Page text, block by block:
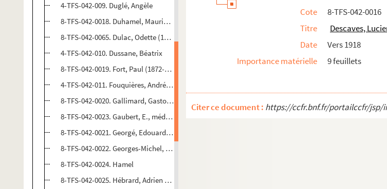
4-TFS-042-009. Duglé, Angèle
8-TFS-042-0018. Duhamel, Maurice (1884-1940)
8-TFS-042-0065. Dulac, Odette (1865-1939)
4-TFS-042-010. Dussane, Béatrix
8-TFS-042-0019. Fort, Paul (1872-1960)
4-TFS-042-011. Fouquières, André de
8-TFS-042-0020. Gallimard, Gaston (1881-1975)
8-TFS-042-0023. Gaubert, E., médecin
8-TFS-042-0021. Georgé, Edouard (1856-1897)
8-TFS-042-0022. Georges-Michel, Michel (1883-1985)
8-TFS-042-0024. Hamel
8-TFS-042-0025. Hébrard, Adrien (1833-1914)
Cote
8-TFS-042-0016
Titre
Descaves,
Date
Vers 1918
Importance matérielle
9 feuillets
Citer ce document : https://ccfr.bnf.fr/portailccfr/jsp/